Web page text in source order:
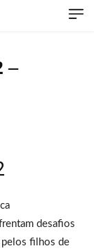
–
desafios
pelos filhos de